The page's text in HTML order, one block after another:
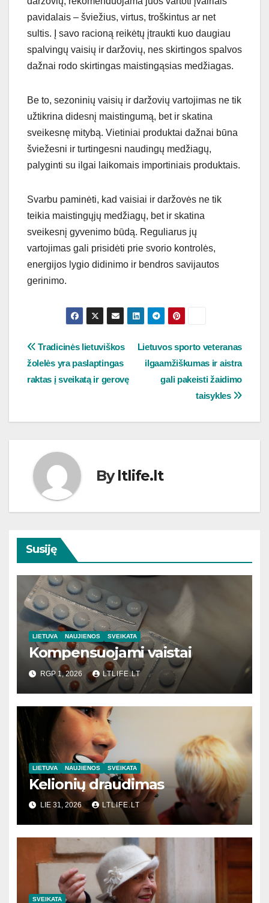
pavidalais – šviežius, virtus, troškintus ar net
sultis. Į savo racioną reikėtų įtraukti kuo daugiau
spalvingų vaisių ir daržovių, nes skirtingos spalvos
dažnai rodo skirtingas maistingąsias medžiagas.
Be to, sezoninių vaisių ir daržovių vartojimas ne tik
užtikrina didesnį maistingumą, bet ir skatina
sveikesnę mitybą. Vietiniai produktai dažnai būna
šviežesni ir turtingesni naudingų medžiagų,
palyginti su ilgai laikomais importiniais produktais.
Svarbu paminėti, kad vaisiai ir daržovės ne tik
teikia maistingųjų medžiagų, bet ir skatina
sveikesnį gyvenimo būdą. Reguliarus jų
vartojimas gali prisidėti prie svorio kontrolės,
energijos lygio didinimo ir bendros savijautos
gerinimo.
Navigacija
tarp
Lietuvos sporto veteranas
ilgaamžiškumas ir aistra
gali pakeisti žaidimo
taisykles
Tradicinės lietuviškos
žolelės yra paslaptingas
raktas į sveikatą ir gerovę
Byltlife.lt
Susiję
LIETUVA NAUJIENOS SVEIKATA
Kompensuojami vaistai
RGP 1, 2026 LTLIFE.LT
LIETUVA NAUJIENOS SVEIKATA
Kelionių draudimas
LIE 31, 2026 LTLIFE.LT
SVEIKATA